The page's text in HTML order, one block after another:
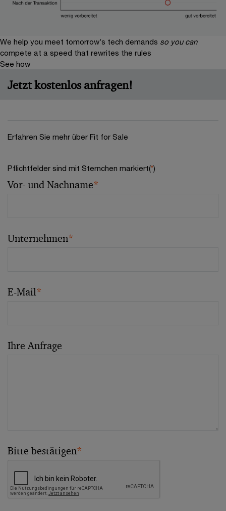
We help you meet tomorrow’s tech demands so you can
compete at a speed that rewrites the rules
See how
Jetzt kostenlos anfragen!
Erfahren Sie mehr über Fit for Sale
Pflichtfelder sind mit Sternchen markiert(*)
Vor- und Nachname*
Unternehmen*
E-Mail*
Ihre Anfrage
Bitte bestätigen*